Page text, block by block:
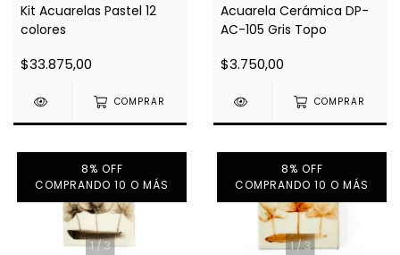
Kit Acuarelas Pastel 12
colores
$33.875,00
COMPRAR
Acuarela Cerámica DP-
AC-105 Gris Topo
$3.750,00
COMPRAR
1/3
8% OFF
COMPRANDO 10 O MÁS
1/3
8% OFF
COMPRANDO 10 O MÁS